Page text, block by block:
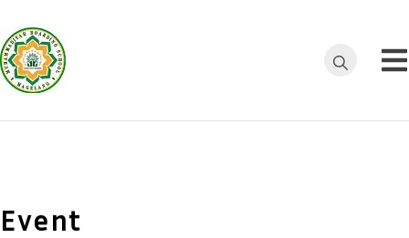
to
content
MBS
Generasi Islam
Event